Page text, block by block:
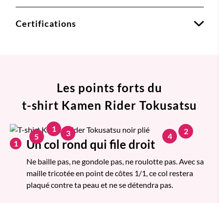
Certifications
Les points forts du
t-shirt Kamen Rider Tokusatsu
1 Un col rond qui file droit
Ne baille pas, ne gondole pas, ne roulotte pas. Avec sa
maille tricotée en point de côtes 1/1, ce col restera
plaqué contre ta peau et ne se détendra pas.
1 2
3 4
5